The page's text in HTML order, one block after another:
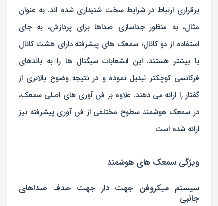
برقراری ارتباط در شرایط سخت شنیداری شده اند. به عنوان
مثال، به منظور جداسازی صداها برای پردازش، به جای
استفاده از دو کانال، سمعک های پیشرفته دارای هشت کانال
یا بیشتر هستند. این انشعابات سیگنال ها را به باندهای
فرکانسی کوچکتر تبدیل نموده و در نتیجه وضوح بالاتری از
گفتار را ارائه می دهند. علاوه بر فن آوری های اصلی سمعک،
در سمعک هوشمند سطوح مختلفی از فن آوری پیشرفته نیز
ارائه شده است
ویژگی سمعک های هوشمند
سیستم میکروفن جهت دار جهت حذف صداهای
جانبی